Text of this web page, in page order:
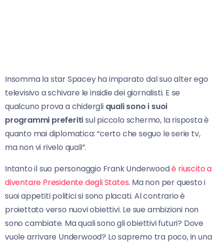
Insomma la star Spacey ha imparato dal suo alter ego
televisivo a schivare le insidie dei giornalisti. E se
qualcuno prova a chidergliquali sono i suoi
programmi preferitisul piccolo schermo, la risposta è
quanto mai diplomatica: “certo che seguo le serie tv,
ma non vi rivelo quali”.
Intanto il suo personaggio Frank Underwoodè riuscito a
diventare Presidente degli States. Ma non per questo i
suoi appetiti politici si sono placati. Al contrario è
proiettato verso nuovi obiettivi. Le sue ambizioni non
sono cambiate. Ma quali sono gli obiettivi futuri? Dove
vuole arrivare Underwood? Lo sapremo tra poco, in una